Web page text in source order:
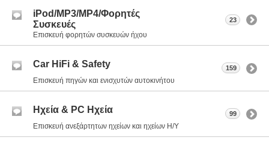
iPod/MP3/MP4/Φορητές
Συσκευές
Επισκευή φορητών συσκευών ήχου
23
Car HiFi & Safety
Επισκευή πηγών και ενισχυτών αυτοκινήτου
159
Ηχεία & PC Ηχεία
Επισκευή ανεξάρτητων ηχείων και ηχείων Η/Υ
99